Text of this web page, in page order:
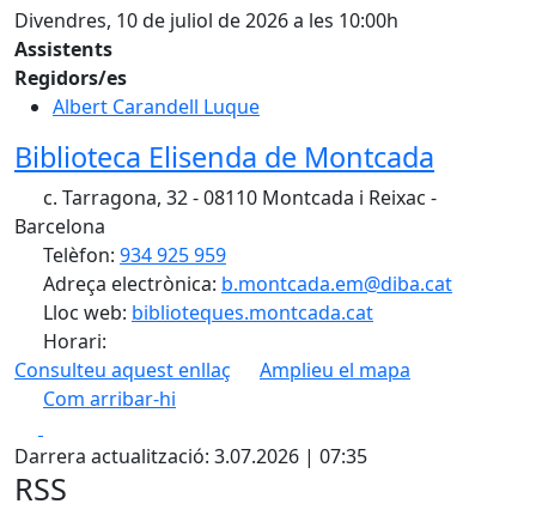
Divendres, 10 de juliol de 2026 a les 10:00h
Assistents
Regidors/es
Albert Carandell Luque
Biblioteca Elisenda de Montcada
c. Tarragona, 32 - 08110 Montcada i Reixac -
Barcelona
Telèfon: 934 925 959
Adreça electrònica: b.montcada.em@diba.cat
Lloc web: biblioteques.montcada.cat
Horari:
Consulteu aquest enllaç
Amplieu el mapa
Com arribar-hi
+
−
Darrera actualització: 3.07.2026 | 07:35
RSS